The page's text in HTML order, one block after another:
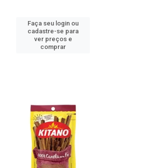
Faça seu login ou
cadastre-se para
ver preços e
comprar